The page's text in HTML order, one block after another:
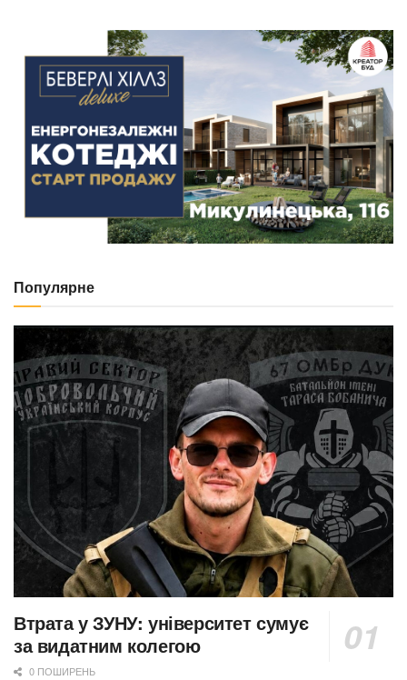
Популярне
Втрата у ЗУНУ: університет сумує
за видатним колегою
0 ПОШИРЕНЬ